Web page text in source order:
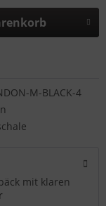
M-BLACK-4
mit klaren